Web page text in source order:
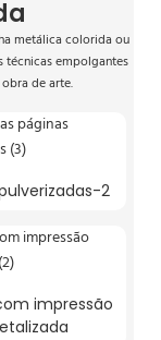
metálica colorida ou
técnicas empolgantes
de arte.
2
impressão